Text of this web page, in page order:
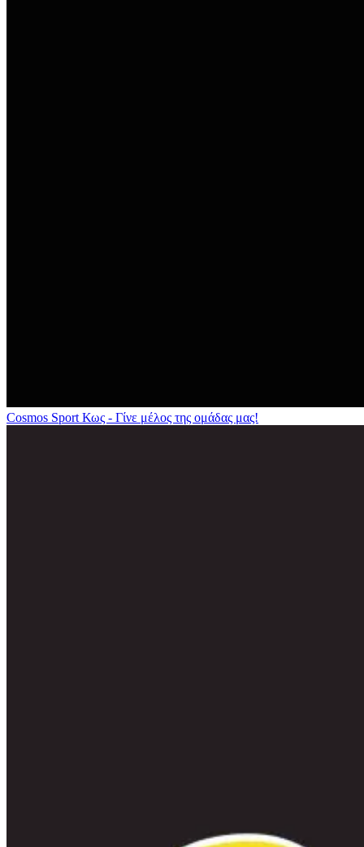
Cosmos Sport Κως - Γίνε μέλος της ομάδας μας!